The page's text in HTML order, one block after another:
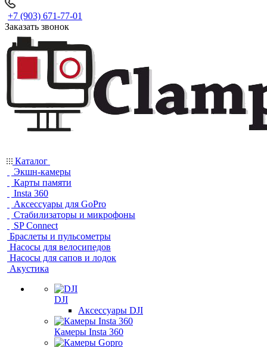
+7 (903) 671-77-01
Заказать звонок
Каталог
Экшн-камеры
Карты памяти
Insta 360
Аксессуары для GoPro
Стабилизаторы и микрофоны
SP Connect
Браслеты и пульсометры
Насосы для велосипедов
Насосы для сапов и лодок
Акустика
DJI
Аксессуары DJI
Камеры Insta 360